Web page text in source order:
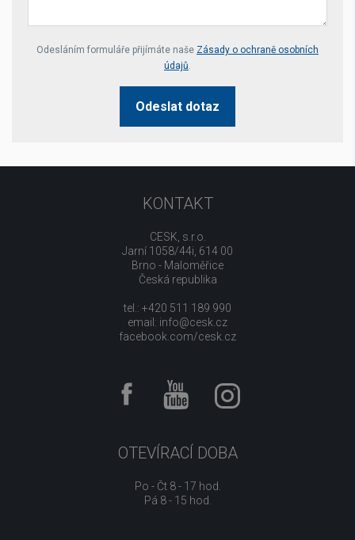
Your website *
Odesláním formuláře přijímáte naše Zásady o ochraně osobních
údajů.
Odeslat dotaz
KONTAKT
CESK, s.r.o.
Jarní 1058/44i, 614 00
Brno - Maloměřice
Česká republika
tel.: +420 511 189 990
email: info@cesk.cz
facebook.com/cesk.cz
OTEVÍRACÍ DOBA
Po - Čt 8 - 17 hod.
Pá 8 - 15 hod.